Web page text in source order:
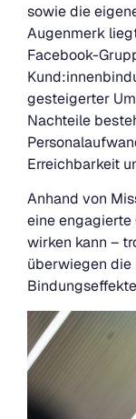
sowie die
Augenmerk
Facebook-
gesteigerter
Nachteile
Erreichbarkeit
Anhand von
eine
wirken kann –
überwiegen